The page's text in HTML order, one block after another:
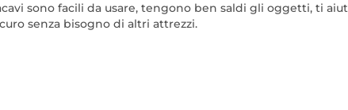
sono facili da usare, tengono ben saldi gli oggetti, ti
senza bisogno di altri attrezzi.